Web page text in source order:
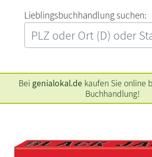
L‍i‍e‍b‍l‍i‍n‍g‍s‍b‍u‍c‍h‍h‍a‍n‍d‍l‍u‍n‍g‍ ‍s‍u‍c‍h‍e‍n‍:‍
Bei genialokal.de kaufen Sie online
Buchhandlung!